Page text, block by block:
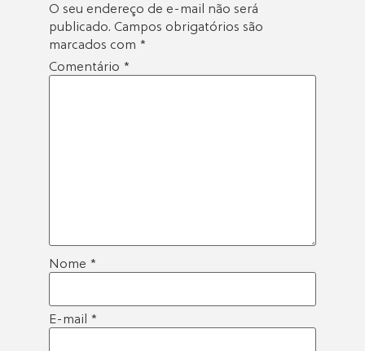
O seu endereço de e-mail não será
publicado. Campos obrigatórios são
marcados com *
Comentário *
Nome *
E-mail *